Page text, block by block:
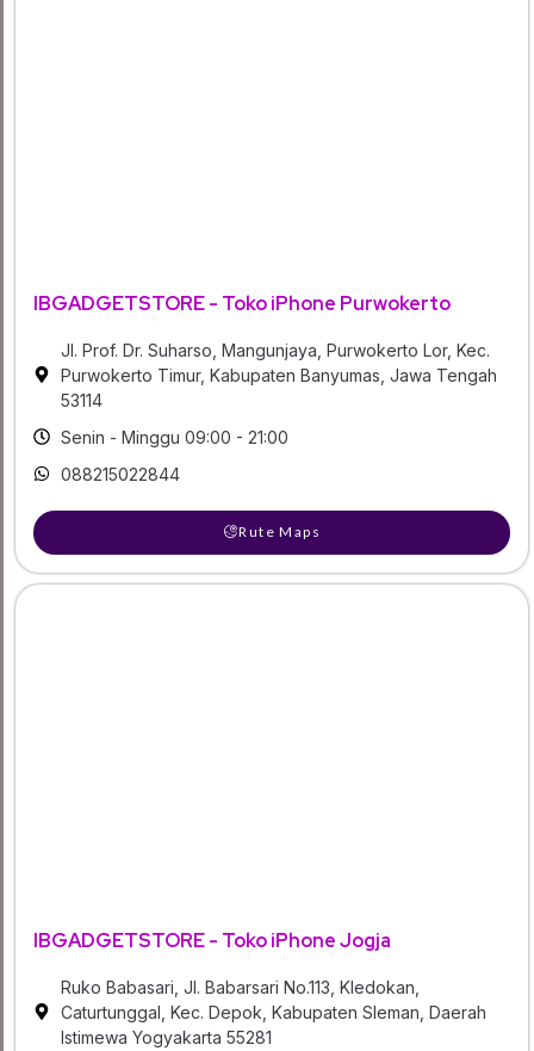
IBGADGETSTORE - Toko iPhone Purwokerto
Jl. Prof. Dr. Suharso, Mangunjaya, Purwokerto Lor, Kec.
Purwokerto Timur, Kabupaten Banyumas, Jawa Tengah
53114
Senin - Minggu 09:00 - 21:00
088215022844
Rute Maps
IBGADGETSTORE - Toko iPhone Jogja
Ruko Babasari, Jl. Babarsari No.113, Kledokan,
Caturtunggal, Kec. Depok, Kabupaten Sleman, Daerah
Istimewa Yogyakarta 55281